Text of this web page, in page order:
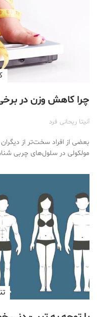
چرا کاهش وزن در
آنیتا ریحانی فرد
بعضی از افراد سخت‌تر از
مولکولی در سلول‌های چربی